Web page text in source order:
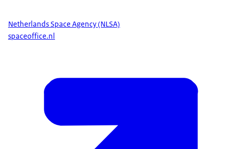
Netherlands Space Agency (NLSA)
spaceoffice.nl